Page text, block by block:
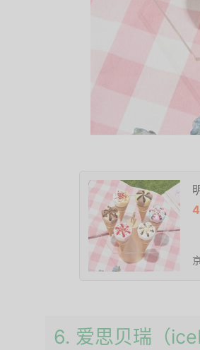
6. 爱思贝瑞（